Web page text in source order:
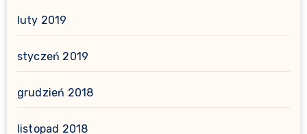
luty 2019
styczeń 2019
grudzień 2018
listopad 2018